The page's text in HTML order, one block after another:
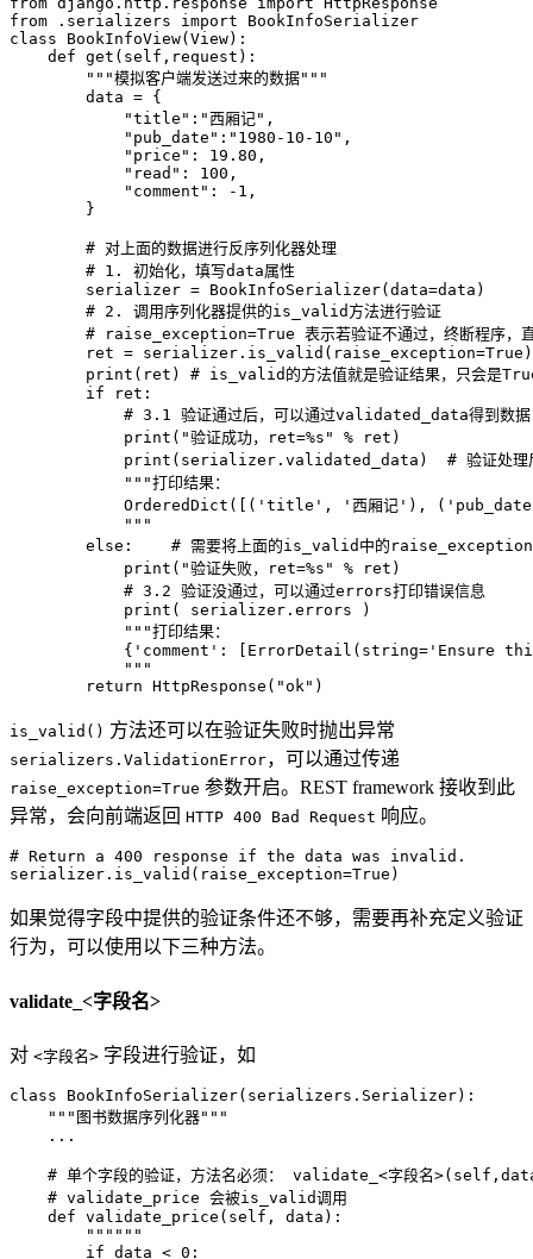
from
. serializers import
class
BookInfoView( View) :
def get ( self , request ) :
"""模拟客户端发送过来的数据"""
        data
= {
"title" : "西厢记" ,
"pub_date" : "1980-10-10" ,
"price" : 19.80 ,
"read" : 100 ,
"comment" : - 1 ,
}
# 对上面的数据进行反序列化器处理
# 1. 初始化，填写data属性
        serializer
= BookInfoSerializer( data=data )
# 2. 调用序列化器提供的is_valid方法进行验证
# raise_exception=True 表示若验证不通过，终断程序，直
        ret
= serializer . is_valid ( raise_exception=True )
print ( ret )
# is_valid的方法值就是验证结果，只会是
if ret :
# 3.1 验证通过后，可以通过validated_data得到数据
print ( "验证成功，ret=%s" % ret )
print ( serializer . validated_data )
# 验证处理
"""打印结果：
OrderedDict([('title', '西厢记'),
            """
else :
# 需要将上面的is_valid中的raise_exception
print ( "验证失败，ret=%s" % ret )
# 3.2 验证没通过，可以通过errors打印错误信息
print ( serializer . errors
)
"""打印结果：
{'comment': [ErrorDetail(string='Ensure
            """
return HttpResponse ( "ok" )
is_valid() 方法还可以在验证失败时抛出异常
serializers.ValidationError，可以通过传递
raise_exception=True 参数开启。REST framework 接收到此
异常，会向前端返回 HTTP 400 Bad Request 响应。
# Return a 400 response if the data was invalid.
serializer . is_valid ( raise_exception=True )
如果觉得字段中提供的验证条件还不够，需要再补充定义验证
行为，可以使用以下三种方法。
validate_<字段名>
对 <字段名> 字段进行验证，如
class BookInfoSerializer( serializers . Serializer) :
"""图书数据序列化器"""
. . .
# 单个字段的验证，方法名必须： validate_<字段名
# validate_price 会被is_valid调用
def validate_price ( self , data ) :
""""""
if data < 0 :